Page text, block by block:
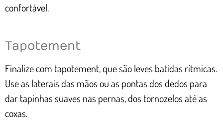
confortável.
Tapotement
Finalize com tapotement, que são leves batidas rítmicas.
Use as laterais das mãos ou as pontas dos dedos para
dar tapinhas suaves nas pernas, dos tornozelos até as
coxas.